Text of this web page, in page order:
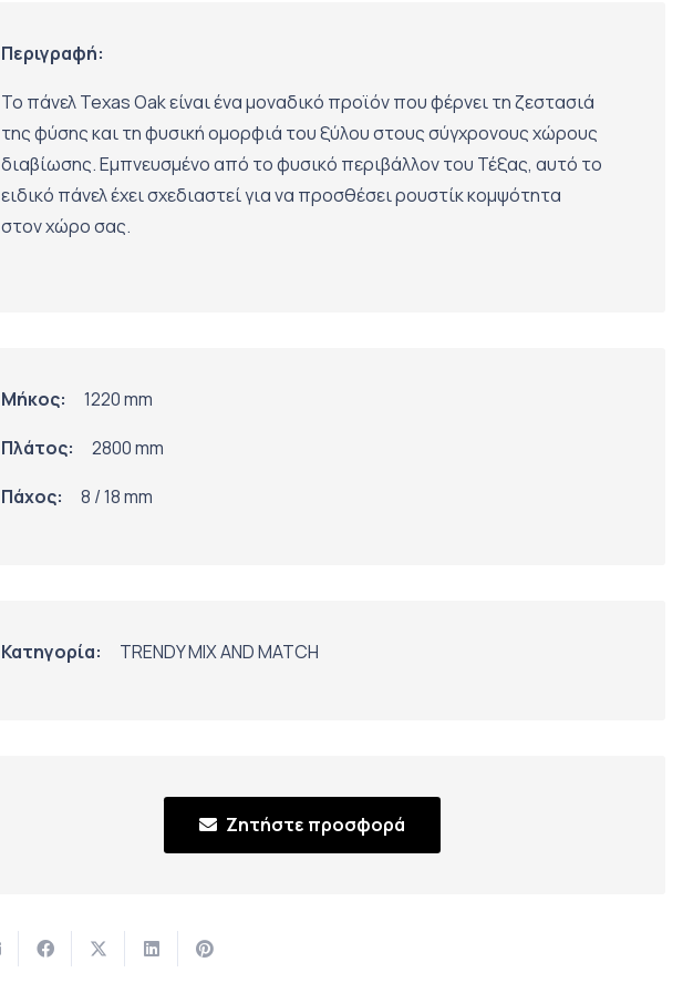
Περιγραφή:
Το πάνελ Texas Oak είναι ένα μοναδικό προϊόν που φέρνει τη ζεστασιά
της φύσης και τη φυσική ομορφιά του ξύλου στους σύγχρονους χώρους
διαβίωσης. Εμπνευσμένο από το φυσικό περιβάλλον του Τέξας, αυτό το
ειδικό πάνελ έχει σχεδιαστεί για να προσθέσει ρουστίκ κομψότητα
στον χώρο σας.
Μήκος:
1220 mm
Πλάτος:
2800 mm
Πάχος:
8 / 18 mm
Κατηγορία: TRENDY MIX AND MATCH
Ζητήστε προσφορά